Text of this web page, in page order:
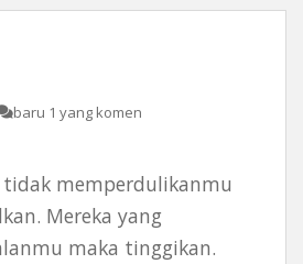
baru 1 yang komen
tidak memperdulikanmu
Mereka yang
maka tinggikan.